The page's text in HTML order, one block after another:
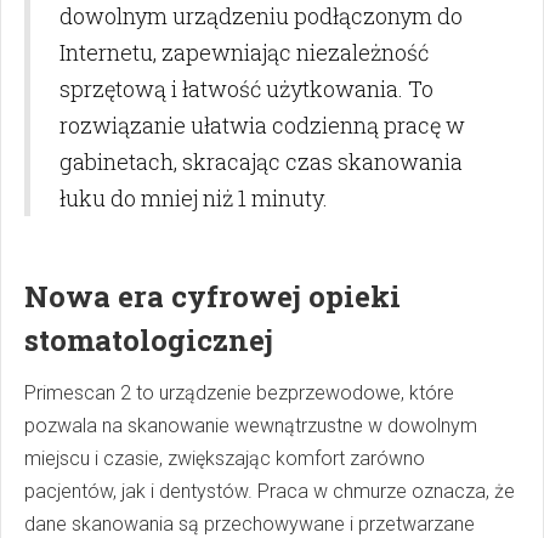
dowolnym urządzeniu podłączonym do
Internetu, zapewniając niezależność
sprzętową i łatwość użytkowania. To
rozwiązanie ułatwia codzienną pracę w
gabinetach, skracając czas skanowania
łuku do mniej niż 1 minuty.
Nowa era cyfrowej opieki
stomatologicznej
Primescan 2 to urządzenie bezprzewodowe, które
pozwala na skanowanie wewnątrzustne w dowolnym
miejscu i czasie, zwiększając komfort zarówno
pacjentów, jak i dentystów. Praca w chmurze oznacza, że
dane skanowania są przechowywane i przetwarzane